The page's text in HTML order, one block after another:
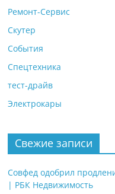
Ремонт-Сервис
Скутер
События
Спецтехника
тест-драйв
Электрокары
Свежие записи
Совфед одобрил
| РБК Недвижимость